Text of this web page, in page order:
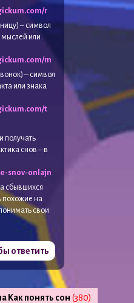
r
– символ
или
m
– символ
или знака
t
получать
снов – в
snov-onlajn
сбывшихся
похожие на
свои
ответить
Как понять сон (380)